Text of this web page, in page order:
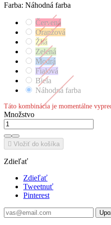
Farba: Náhodná farba
Červená
Oranžová
Žltá
Zelená
Modrá
Fialová
Biela
Náhodná farba
Táto kombinácia je momentálne
Množstvo
 Vložiť do košíka
Zdieľať
Zdieľať
Tweetnuť
Pinterest